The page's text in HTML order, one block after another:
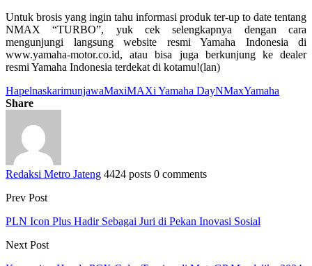
Untuk brosis yang ingin tahu informasi produk ter-up to date tentang
NMAX “TURBO”, yuk cek selengkapnya dengan cara
mengunjungi langsung website resmi Yamaha Indonesia di
www.yamaha-motor.co.id, atau bisa juga berkunjung ke dealer
resmi Yamaha Indonesia terdekat di kotamu!(lan)
HapelnaskarimunjawaMaxiMAXi Yamaha DayNMaxYamaha
Share
Redaksi Metro Jateng 4424 posts 0 comments
Prev Post
PLN Icon Plus Hadir Sebagai Juri di Pekan Inovasi Sosial
Next Post